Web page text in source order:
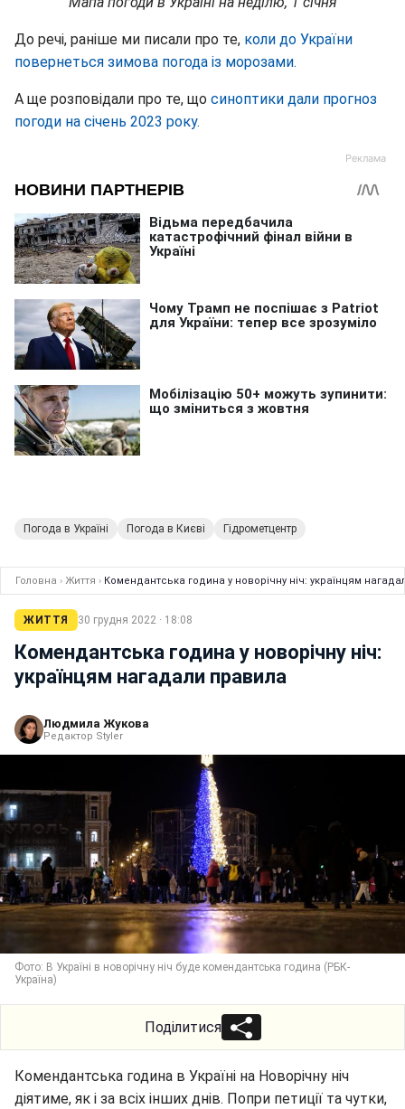
До речі, раніше ми писали про те, коли до України
повернеться зимова погода із морозами.
А ще розповідали про те, що синоптики дали прогноз
погоди на січень 2023 року.
Погода в Україні Погода в Києві Гідрометцентр
Головна › Життя › Комендантська година у новорічну ніч: українцям
ЖИТТЯ 30 грудня 2022 · 18:08
Комендантська година у новорічну ніч:
українцям нагадали правила
Людмила Жукова
Редактор Styler
Фото: В Україні в новорічну ніч буде комендантська година (РБК-
Україна)
Поділитися
Комендантська година в Україні на Новорічну ніч
діятиме, як і за всіх інших днів. Попри петиції та чутки,